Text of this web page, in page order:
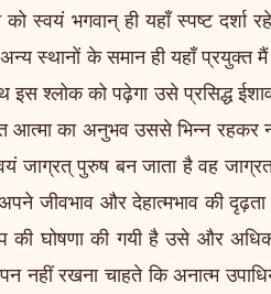
स्वयं भगवान् ही यहाँ स्पष्ट दर्शा
के समान ही यहाँ प्रयुक्त मैं
श्लोक को पढ़ेगा उसे प्रसिद्ध
आत्मा का अनुभव उससे भिन्न रहकर
जाग्रत् पुरुष बन जाता है वह
जीवभाव और देहात्मभाव की
की घोषणा की गयी है उसे और
रखना चाहते कि अनात्म